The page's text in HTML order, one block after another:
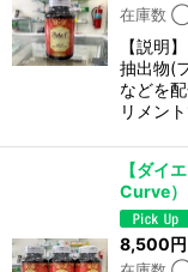
在庫数
【説明
抽出物(
などを
リメン
【ダイ
Curve
8,500円